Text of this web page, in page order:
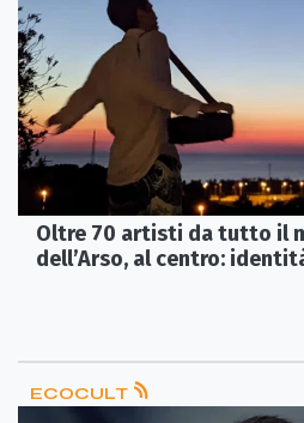
Oltre 70 artisti da tutto il
dell’Arso, al centro:
ECOCULT